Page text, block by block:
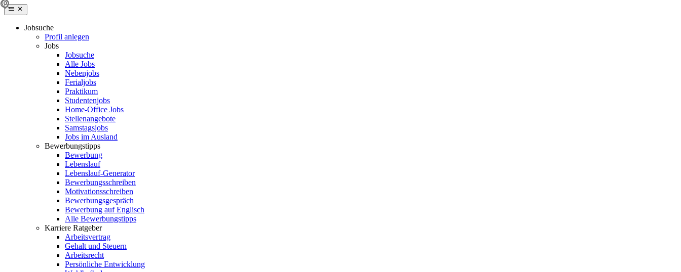
Jobsuche
Profil anlegen
Jobs
Jobsuche
Alle Jobs
Nebenjobs
Ferialjobs
Praktikum
Studentenjobs
Home-Office Jobs
Stellenangebote
Samstagsjobs
Jobs im Ausland
Bewerbungstipps
Bewerbung
Lebenslauf
Lebenslauf-Generator
Bewerbungsschreiben
Motivationsschreiben
Bewerbungsgespräch
Bewerbung auf Englisch
Alle Bewerbungstipps
Karriere Ratgeber
Arbeitsvertrag
Gehalt und Steuern
Arbeitsrecht
Persönliche Entwicklung